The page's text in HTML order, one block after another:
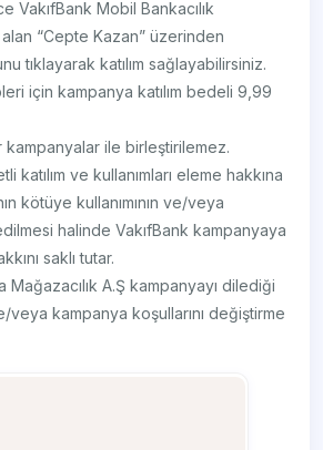
VakıfBank Mobil Bankacılık
“Cepte Kazan” üzerinden
tıklayarak katılım sağlayabilirsiniz.
için kampanya katılım bedeli 9,99
ile birleştirilemez.
katılım ve kullanımları eleme hakkına
kötüye kullanımının ve/veya
halinde VakıfBank kampanyaya
saklı tutar.
Mağazacılık A.Ş kampanyayı dilediği
veya kampanya koşullarını değiştirme